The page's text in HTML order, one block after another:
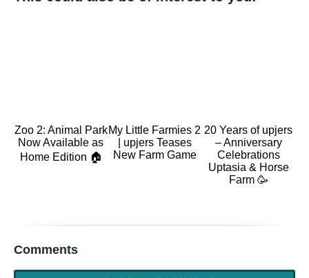
Zoo 2: Animal Park
Now Available as
Home Edition 🏠
My Little Farmies 2
| upjers Teases
New Farm Game
20 Years of upjers
– Anniversary
Celebrations
Uptasia & Horse
Farm 🥳
Comments